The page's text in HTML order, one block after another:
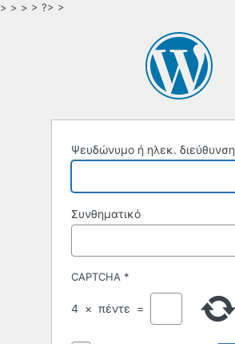
> > > > ?> >
Ψευδώνυμο ή ηλεκ. διεύθυνση
Συνθηματικό
CAPTCHA *
4 × πέντε =